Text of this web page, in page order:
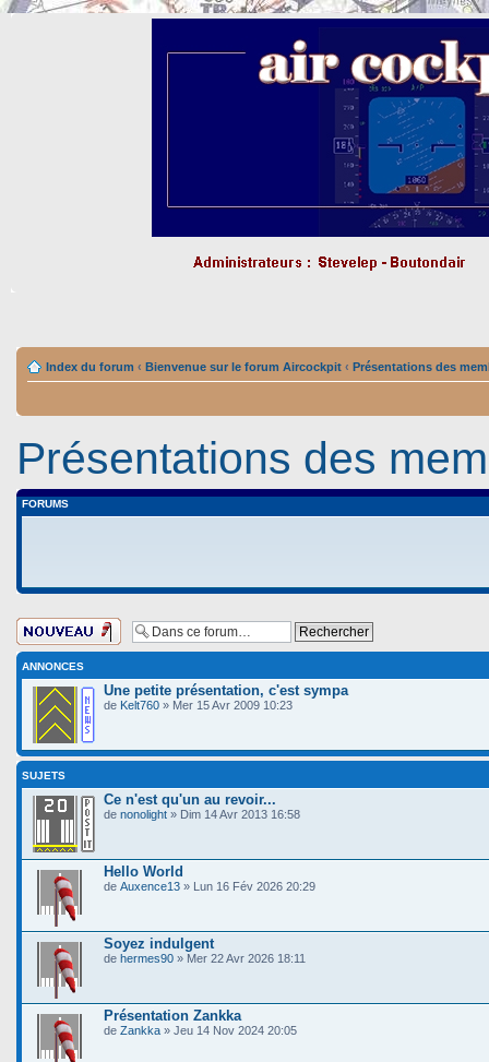
Index du forum ‹ Bienvenue sur le forum Aircockpit ‹ Présentations des
Présentations des
FORUMS
Ecrire un nouveau
sujet
ANNONCES
Une petite présentation, c'est sympa
de Kelt760 » Mer 15 Avr 2009 10:23
SUJETS
Ce n'est qu'un au revoir...
de nonolight » Dim 14 Avr 2013 16:58
Hello World
de Auxence13 » Lun 16 Fév 2026 20:29
Soyez indulgent
de hermes90 » Mer 22 Avr 2026 18:11
Présentation Zankka
de Zankka » Jeu 14 Nov 2024 20:05